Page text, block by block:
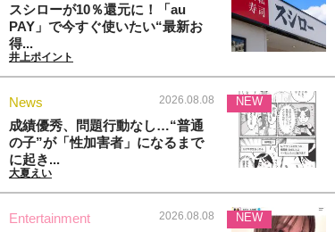
スシローが10％還元に！「au
PAY」で今すぐ使いたい“最新お
得...
井上ポイント
News 2026.08.08
成績優秀、問題行動なし…“普通
の子”が「性加害者」になるまで
に起き...
大夏えい
NEW
Entertainment 2026.08.08 NEW